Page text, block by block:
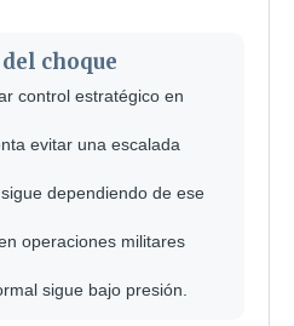
choque
control estratégico en
evitar una escalada
dependiendo de ese
operaciones militares
sigue bajo presión.